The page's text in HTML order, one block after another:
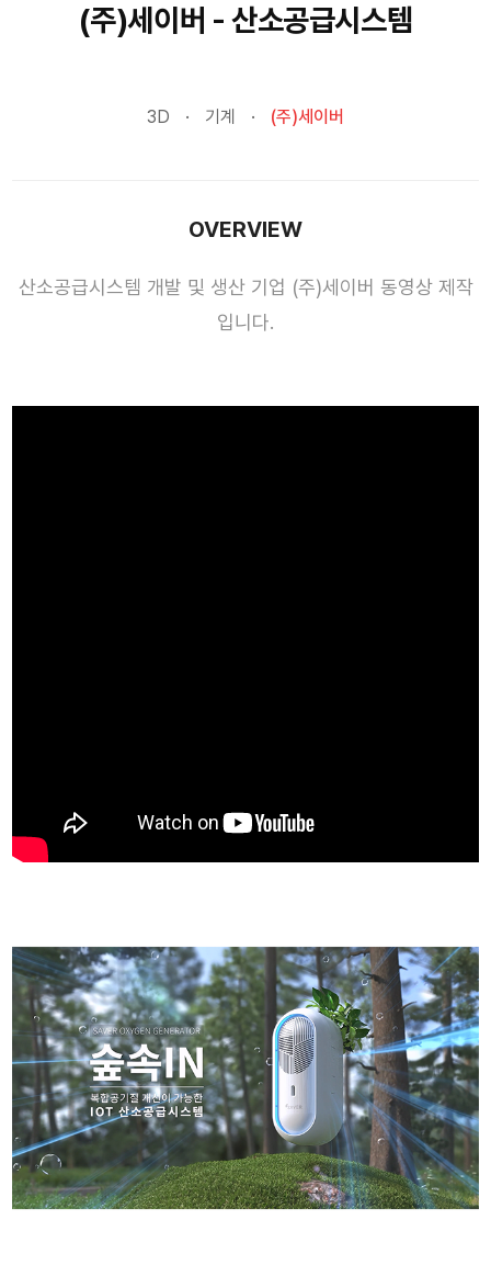
(주)세이버 - 산소공급시스템
3D 기계 (주)세이버
OVERVIEW
산소공급시스템 개발 및 생산 기업 (주)세이버 동영상 제작
입니다.